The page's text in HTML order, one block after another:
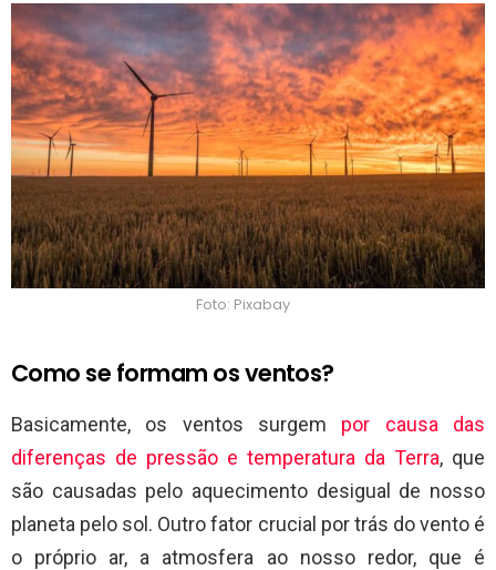
Foto: Pixabay
Como se formam os ventos?
Basicamente, os ventos surgem por causa das
diferenças de pressão e temperatura da Terra, que
são causadas pelo aquecimento desigual de nosso
planeta pelo sol. Outro fator crucial por trás do vento é
o próprio ar, a atmosfera ao nosso redor, que é